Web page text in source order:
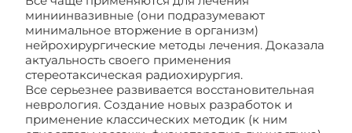
миниинвазивные (они подразумевают
минимальное вторжение в организм)
нейрохирургические методы лечения. Доказала
актуальность своего применения
стереотаксическая радиохирургия.
Все серьезнее развивается восстановительная
неврология. Создание новых разработок и
применение классических методик (к ним